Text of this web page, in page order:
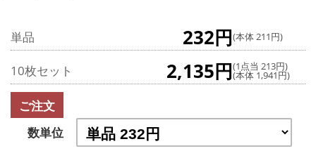
単品 232円(本体 211円)
10枚セット 2,135円(1点当 213円)
(本体 1,941円)
ご注文
数単位